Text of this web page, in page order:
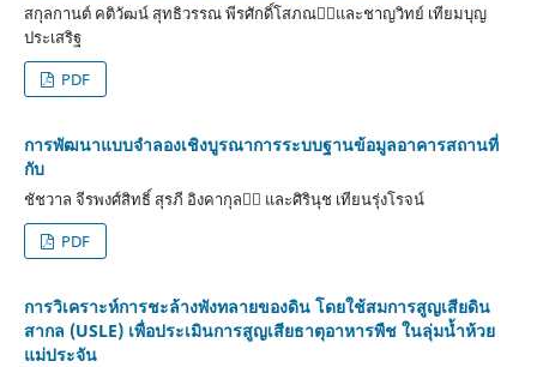
สกุลกานต์ คติวัฒน์ สุทธิวรรณ พีรศักดิ์โสภณและชาญวิทย์ เทียมบุญ
ประเสริฐ
PDF
การพัฒนาแบบจำลองเชิงบูรณาการระบบฐานข้อมูลอาคารสถานที่
กับ
ชัชวาล จีรพงศ์สิทธิ์ สุรภี อิงคากุล และศิรินุช เทียนรุ่งโรจน์
PDF
การวิเคราะห์การชะล้างพังทลายของดิน โดยใช้สมการสูญเสียดิน
สากล (USLE) เพื่อประเมินการสูญเสียธาตุอาหารพืช ในลุ่มน้ำห้วย
แม่ประจัน